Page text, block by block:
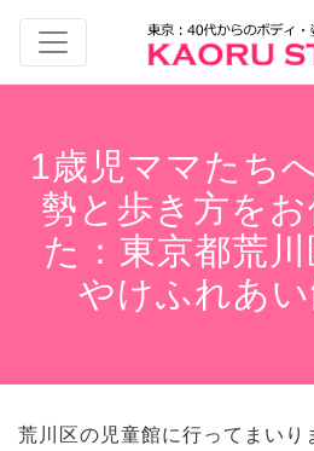
1歳児ママたち
勢と歩き方を
た：東京都荒川
やけふれあ
荒川区の児童館に行ってまいり